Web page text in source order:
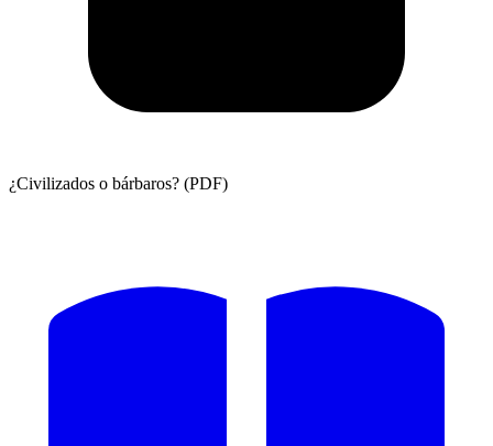
¿Civilizados o bárbaros? (PDF)